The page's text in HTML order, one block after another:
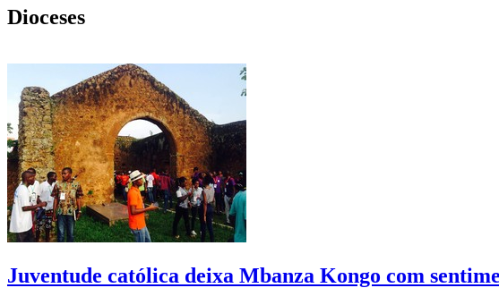
Dioceses
Juventude católica deixa Mbanza Kongo com